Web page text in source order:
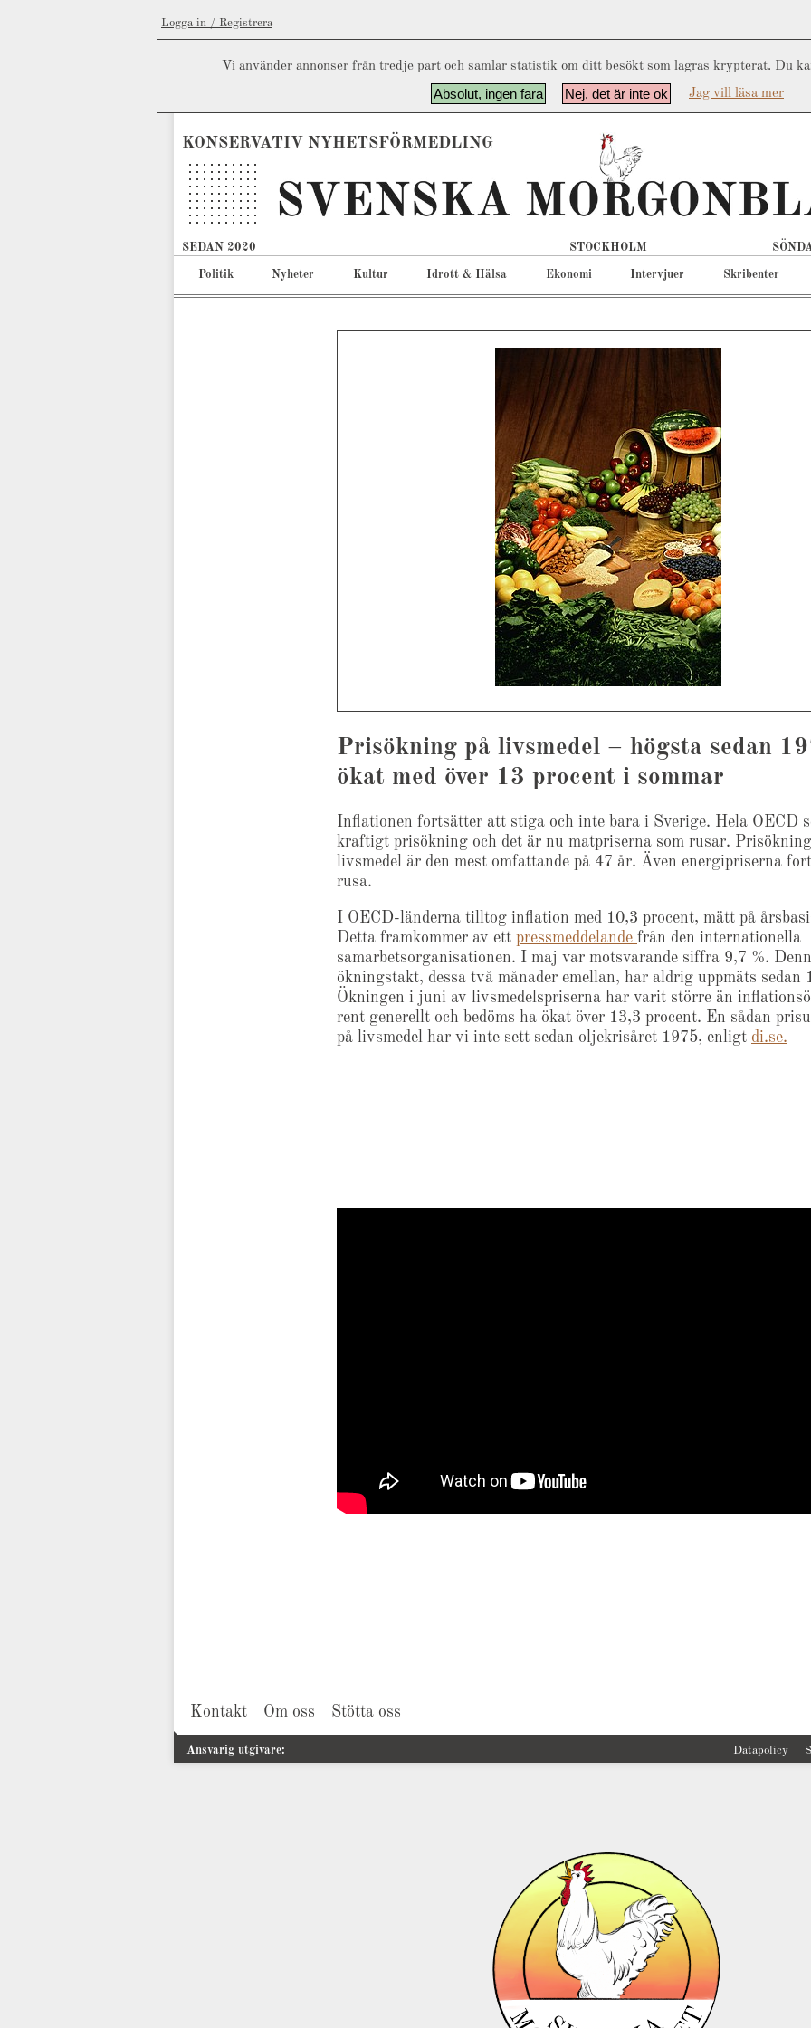
Logga in / Registrera
Vi använder annonser från tredje part och samlar statistik om ditt besökt som lagras krypterat. Du
Absolut, ingen fara Nej, det är inte ok Jag vill läsa mer
KONSERVATIV NYHETSFÖRMEDLING
SEDAN 2020 STOCKHOLM
Politik Nyheter Kultur Idrott & Hälsa Ekonomi Intervjuer Skribenter
Prisökning på livsmedel – högsta sedan
ökat med över 13 procent i sommar
Inflationen fortsätter att stiga och inte bara i Sverige. Hela OECD
kraftigt prisökning och det är nu matpriserna som rusar.
livsmedel är den mest omfattande på 47 år. Även energipriserna
rusa.
I OECD-länderna tilltog inflation med 10,3 procent, mätt på
Detta framkommer av ett pressmeddelande från den internationella
samarbetsorganisationen. I maj var motsvarande siffra 9,7 %.
ökningstakt, dessa två månader emellan, har aldrig uppmäts sedan
Ökningen i juni av livsmedelspriserna har varit större än
rent generellt och bedöms ha ökat över 13,3 procent. En sådan
på livsmedel har vi inte sett sedan oljekrisåret 1975, enligt di.se.
Kontakt Om oss Stötta oss
Ansvarig utgivare: Datapolicy